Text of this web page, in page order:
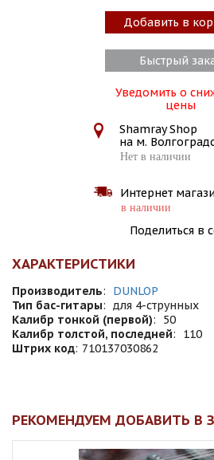
Добавить в
Быстрый
Уведомить о
цены
Shamray Shop
на м.
Нет в наличии
Интернет
в наличии
Поделиться в
ХАРАКТЕРИСТИКИ
Производитель:
DUNLOP
Тип бас-гитары: для 4-струнных
Калибр тонкой (первой):
50
Калибр толстой, последней:
110
Штрих код: 710137030862
РЕКОМЕНДУЕМ ДОБАВИТЬ В